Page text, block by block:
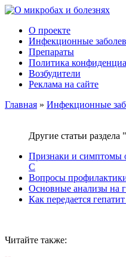
О проекте
Инфекционные
Препараты
Политика
Возбудители
Реклама на сайте
Главная » Инфекционные
Другие статьи раздела
Признаки и симптомы
С
Вопросы
Основные анализы на
Как передается
Читайте также: